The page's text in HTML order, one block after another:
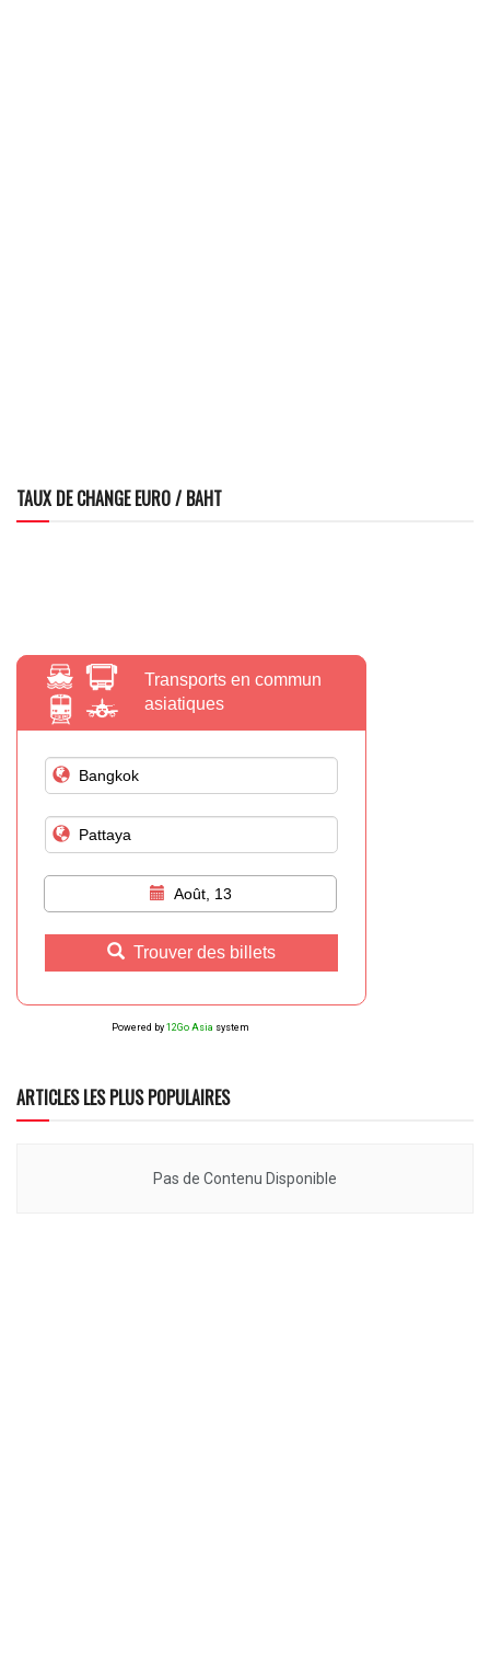
TAUX DE CHANGE EURO / BAHT
Transports en commun
asiatiques
Août, 13
Trouver des billets
Powered by 12Go Asia system
ARTICLES LES PLUS POPULAIRES
Pas de Contenu Disponible